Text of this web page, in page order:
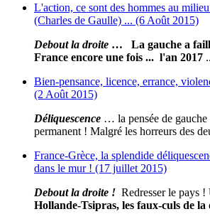
L'action, ce sont des hommes au
(Charles de Gaulle) ... (6 Août 2015)
Debout la droite … La gauche a
France encore une fois ... l'an 2017
Bien-pensance, licence, errance,
(2 Août 2015)
Déliquescence … la pensée de gauche
permanent ! Malgré les horreurs des
France-Grèce, la splendide
dans le mur ! (17 juillet 2015)
Debout la droite ! Redresser le pays
Hollande-Tsipras, les faux-culs de la